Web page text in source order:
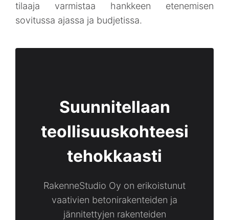
tilaaja varmistaa hankkeen etenemisen
sovitussa ajassa ja budjetissa.
Suunnitellaan
teollisuuskohteesi
tehokkaasti
RakenneStudio Oy on erikoistunut
vaativien betonirakenteiden ja
jännitettyjen rakenteiden